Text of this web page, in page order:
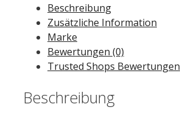
Hydra
Ultra-
beruhigende
Creme
Menge
Beschreibung
Zusätzliche Information
Marke
Bewertungen (0)
Trusted Shops Bewertungen
Beschreibung